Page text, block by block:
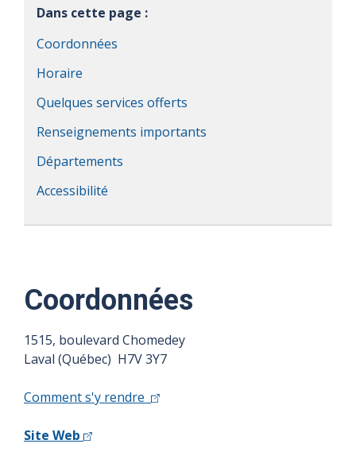
Dans cette page :
Coordonnées
Horaire
Quelques services offerts
Renseignements importants
Départements
Accessibilité
Coordonnées
1515, boulevard Chomedey
Laval (Québec) H7V 3Y7
Comment s'y rendre
Site Web